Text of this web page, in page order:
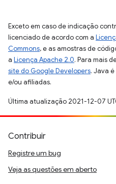
Exceto em caso de indicação
licenciado de acordo com a
Commons, e as amostras de
a Licença Apache 2.0. Para mais
site do Google Developers. Java
e/ou afiliadas.
Última atualização 2021-12-07
Contribuir
Registre um bug
Veja as questões em aberto